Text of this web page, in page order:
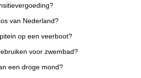
van Nederland?
op een veerboot?
voor zwembad?
een droge mond?